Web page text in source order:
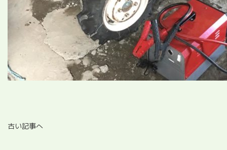
古い記事へ